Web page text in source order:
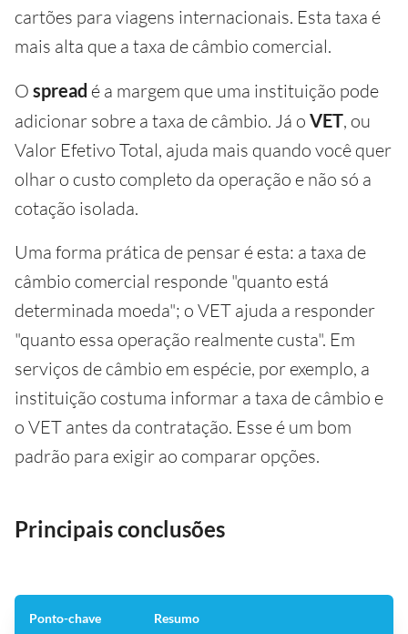
cartões para viagens internacionais. Esta taxa é
mais alta que a taxa de câmbio comercial.
O spread é a margem que uma instituição pode
adicionar sobre a taxa de câmbio. Já o VET, ou
Valor Efetivo Total, ajuda mais quando você quer
olhar o custo completo da operação e não só a
cotação isolada.
Uma forma prática de pensar é esta: a taxa de
câmbio comercial responde "quanto está
determinada moeda"; o VET ajuda a responder
"quanto essa operação realmente custa". Em
serviços de câmbio em espécie, por exemplo, a
instituição costuma informar a taxa de câmbio e
o VET antes da contratação. Esse é um bom
padrão para exigir ao comparar opções.
Principais conclusões
Ponto-chave Resumo